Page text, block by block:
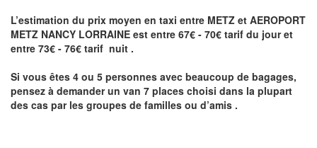
L’estimation du prix moyen en taxi entre METZ et AEROPORT
METZ NANCY LORRAINE est entre 67€ - 70€ tarif du jour et
entre 73€ - 76€ tarif nuit .
Si vous êtes 4 ou 5 personnes avec beaucoup de bagages,
pensez à demander un van 7 places choisi dans la plupart
des cas par les groupes de familles ou d’amis .